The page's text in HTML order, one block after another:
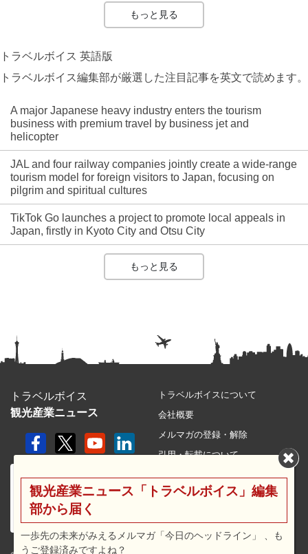
もっと見る
トラベルボイス 英語版
トラベルボイス編集部が厳選した注目記事を英文で読めます。
A major Japanese heavy industry enters the tourism
business with premium travel by business jet and
helicopter
JAL and four railway companies jointly create a wide-range
tourism model for foreign visitors to Japan, focusing on
pilgrim and spiritual cultures
TikTok Go launches a project to promote local appeals in
Japan, firstly in Kyoto City and Otsu City
もっと見る
トラベルボイス
観光産業ニュース
トラベルボイスについて
会社概要
メルマガの登録・解除
引用・転載について
利用規約
広告メニュー・料金
観光産業ニュース「トラベルボイス」編集
部から届く
一歩先の未来がみえるメルマガ「今日のヘッドライン」 、も
うご登録済みですよね？